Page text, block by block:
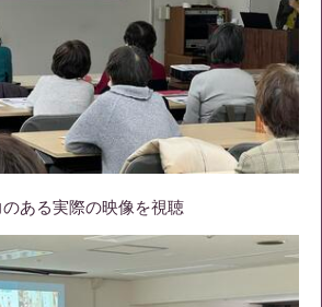
ある実際の映像を視聴